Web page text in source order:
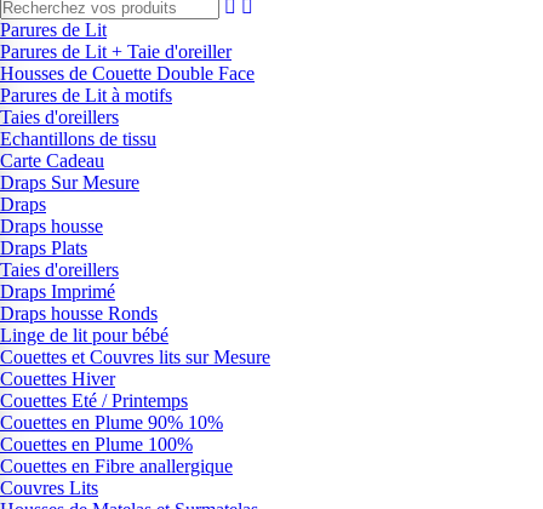
Parures de Lit
Parures de Lit + Taie d'oreiller
Housses de Couette Double Face
Parures de Lit à motifs
Taies d'oreillers
Echantillons de tissu
Carte Cadeau
Draps Sur Mesure
Draps
Draps housse
Draps Plats
Taies d'oreillers
Draps Imprimé
Draps housse Ronds
Linge de lit pour bébé
Couettes et Couvres lits sur Mesure
Couettes Hiver
Couettes Eté / Printemps
Couettes en Plume 90% 10%
Couettes en Plume 100%
Couettes en Fibre anallergique
Couvres Lits